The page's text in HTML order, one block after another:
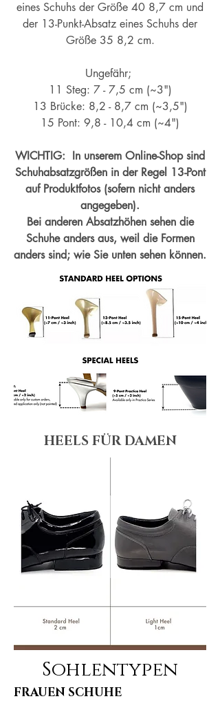
eines Schuhs der Größe 40 8,7 cm und
der 13-Punkt-Absatz eines Schuhs der
Größe 35 8,2 cm.
Ungefähr;
11 Steg: 7 - 7,5 cm (~3")
13 Brücke: 8,2 - 8,7 cm (~3,5")
15 Pont: 9,8 - 10,4 cm (~4")
WICHTIG: In unserem Online-Shop sind
Schuhabsatzgrößen in der Regel 13-Pont
auf Produktfotos (sofern nicht anders
angegeben).
Bei anderen Absatzhöhen sehen die
Schuhe anders aus, weil die Formen
anders sind; wie Sie unten sehen können.
HEELS FÜR DAMEN
Sohlentypen
FRAUEN SCHUHE